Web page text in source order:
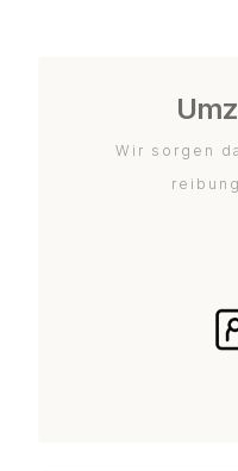
Wir sorgen